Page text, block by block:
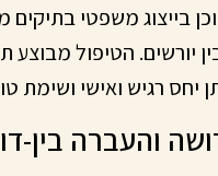
בייצוג משפטי בתיקים
יורשים. הטיפול
רגיש ואישי ושימת